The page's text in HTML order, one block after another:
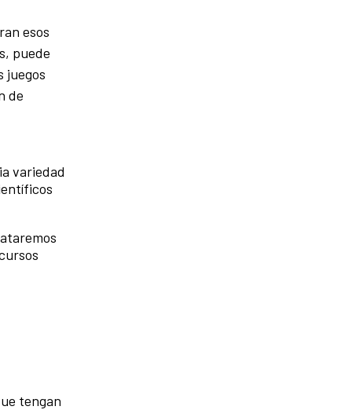
esos
puede
juegos
de
variedad
tengan